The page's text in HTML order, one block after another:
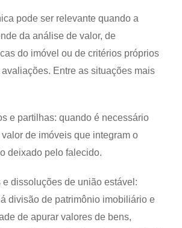
pode ser relevante quando a
da análise de valor, de
do imóvel ou de critérios próprios
Entre as situações mais
e partilhas: quando é necessário
de imóveis que integram o
deixado pelo falecido.
e dissoluções de união estável:
divisão de patrimônio imobiliário e
de apurar valores de bens,